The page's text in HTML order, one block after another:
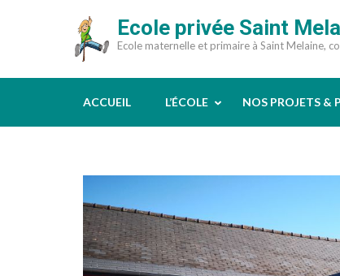
(Pressez
Ecole privée Saint
Ecole maternelle et primaire à Saint Melaine,
ACCUEIL L’ÉCOLE NOS PROJETS &